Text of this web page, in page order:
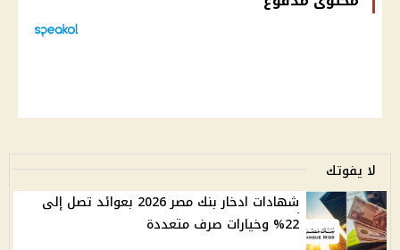
لا يفوتك
شهادات ادخار بنك مصر 2026 بعوائد تصل إلى
22% وخيارات صرف متعددة